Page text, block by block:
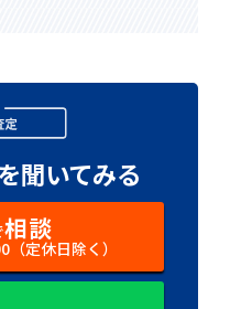
聞いてみる
相談
定休日除く）